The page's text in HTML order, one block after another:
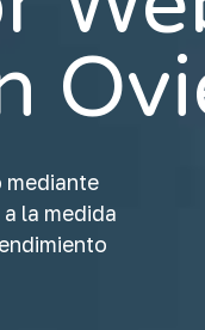
mediante
la medida